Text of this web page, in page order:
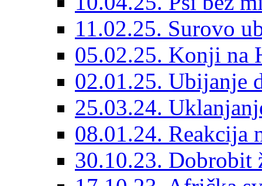
11.02.25. Surovo
05.02.25. Konji na
02.01.25.
25.03.24.
08.01.24. Reakcija
30.10.23. Dobrobit